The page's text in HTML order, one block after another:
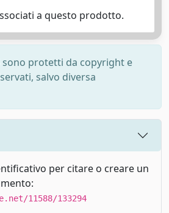
a questo prodotto.
sono protetti da copyright e
salvo diversa
per citare o creare un
11588/133294